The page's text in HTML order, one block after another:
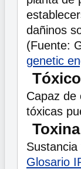
dañinos
(Fuente:
genetic
Tóxico
Capaz de
tóxicas
Toxina
Glosario